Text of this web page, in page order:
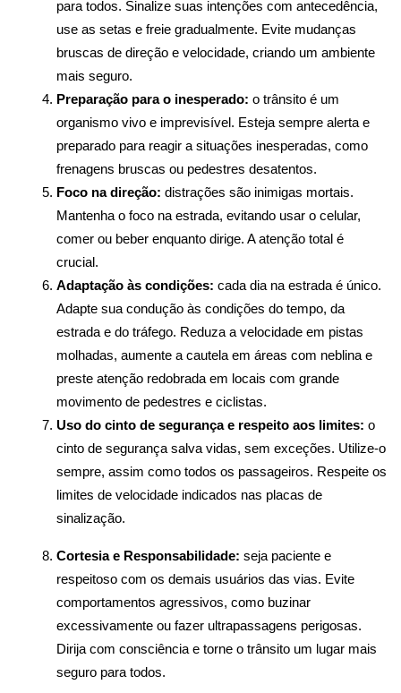
para todos. Sinalize suas intenções com antecedência,
use as setas e freie gradualmente. Evite mudanças
bruscas de direção e velocidade, criando um ambiente
mais seguro.
Preparação para o inesperado: o trânsito é um
organismo vivo e imprevisível. Esteja sempre alerta e
preparado para reagir a situações inesperadas, como
frenagens bruscas ou pedestres desatentos.
Foco na direção: distrações são inimigas mortais.
Mantenha o foco na estrada, evitando usar o celular,
comer ou beber enquanto dirige. A atenção total é
crucial.
Adaptação às condições: cada dia na estrada é único.
Adapte sua condução às condições do tempo, da
estrada e do tráfego. Reduza a velocidade em pistas
molhadas, aumente a cautela em áreas com neblina e
preste atenção redobrada em locais com grande
movimento de pedestres e ciclistas.
Uso do cinto de segurança e respeito aos limites: o
cinto de segurança salva vidas, sem exceções. Utilize-o
sempre, assim como todos os passageiros. Respeite os
limites de velocidade indicados nas placas de
sinalização.
Cortesia e Responsabilidade: seja paciente e
respeitoso com os demais usuários das vias. Evite
comportamentos agressivos, como buzinar
excessivamente ou fazer ultrapassagens perigosas.
Dirija com consciência e torne o trânsito um lugar mais
seguro para todos.